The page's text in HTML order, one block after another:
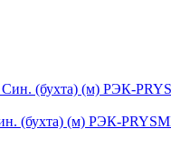
(бухта) (м) РЭК-